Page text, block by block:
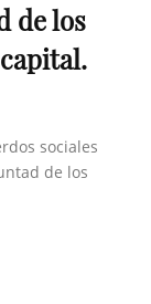
de los
sociales
de los